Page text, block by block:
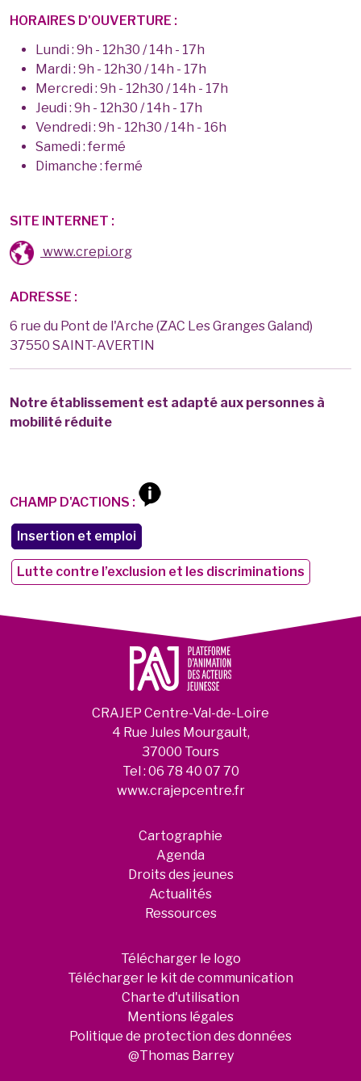
HORAIRES D'OUVERTURE :
Lundi : 9h - 12h30 / 14h - 17h
Mardi : 9h - 12h30 / 14h - 17h
Mercredi : 9h - 12h30 / 14h - 17h
Jeudi : 9h - 12h30 / 14h - 17h
Vendredi : 9h - 12h30 / 14h - 16h
Samedi : fermé
Dimanche : fermé
SITE INTERNET :
www.crepi.org
ADRESSE :
6 rue du Pont de l'Arche (ZAC Les Granges Galand)
37550 SAINT-AVERTIN
Notre établissement est adapté aux personnes à
mobilité réduite
CHAMP D'ACTIONS :
Insertion et emploi
Lutte contre l’exclusion et les discriminations
CRAJEP Centre-Val-de-Loire
4 Rue Jules Mourgault,
37000 Tours
Tel : 06 78 40 07 70
www.crajepcentre.fr
Cartographie
Agenda
Droits des jeunes
Actualités
Ressources
Télécharger le logo
Télécharger le kit de communication
Charte d'utilisation
Mentions légales
Politique de protection des données
@Thomas Barrey